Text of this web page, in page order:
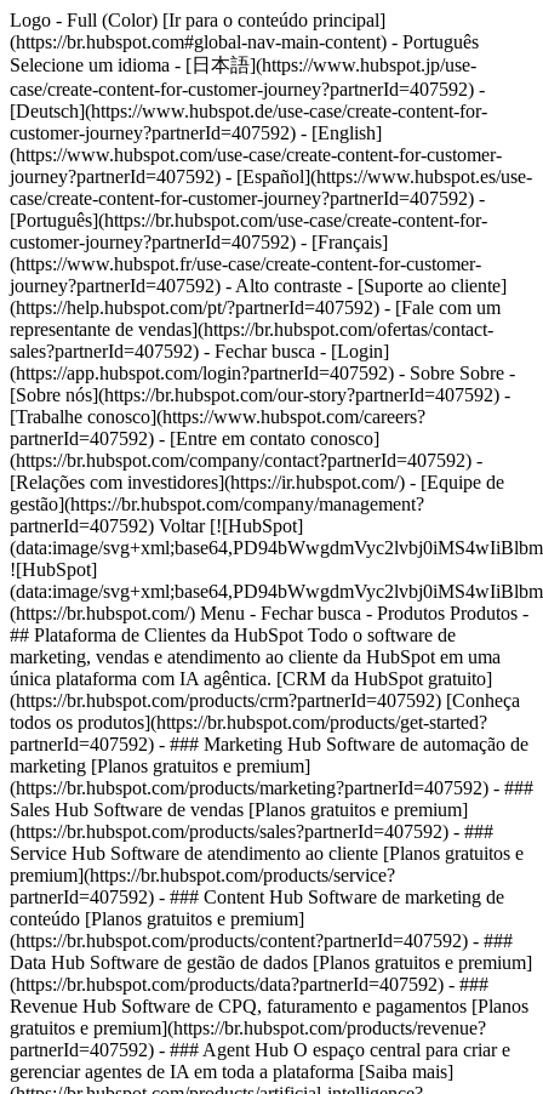
Logo - Full (Color) [Ir para o conteúdo principal]
(https://br.hubspot.com#global-nav-main-content) - Português
Selecione um idioma - [日本語](https://www.hubspot.jp/use-
case/create-content-for-customer-journey?partnerId=407592) -
[Deutsch](https://www.hubspot.de/use-case/create-content-for-
customer-journey?partnerId=407592) - [English]
(https://www.hubspot.com/use-case/create-content-for-customer-
journey?partnerId=407592) - [Español](https://www.hubspot.es/use-
case/create-content-for-customer-journey?partnerId=407592) -
[Português](https://br.hubspot.com/use-case/create-content-for-
customer-journey?partnerId=407592) - [Français]
(https://www.hubspot.fr/use-case/create-content-for-customer-
journey?partnerId=407592) - Alto contraste - [Suporte ao cliente]
(https://help.hubspot.com/pt/?partnerId=407592) - [Fale com um
representante de vendas](https://br.hubspot.com/ofertas/contact-
sales?partnerId=407592) - Fechar busca - [Login]
(https://app.hubspot.com/login?partnerId=407592) - Sobre Sobre -
[Sobre nós](https://br.hubspot.com/our-story?partnerId=407592) -
[Trabalhe conosco](https://www.hubspot.com/careers?
partnerId=407592) - [Entre em contato conosco]
(https://br.hubspot.com/company/contact?partnerId=407592) -
[Relações com investidores](https://ir.hubspot.com/) - [Equipe de
gestão](https://br.hubspot.com/company/management?
partnerId=407592) Voltar [![HubSpot]
(data:image/
![HubSpot]
(data:image/
(https://br.hubspot.com/) Menu - Fechar busca - Produtos Produtos -
## Plataforma de Clientes da HubSpot Todo o software de
marketing, vendas e atendimento ao cliente da HubSpot em uma
única plataforma com IA agêntica. [CRM da HubSpot gratuito]
(https://br.hubspot.com/products/crm?partnerId=407592) [Conheça
todos os produtos](https://br.hubspot.com/products/get-started?
partnerId=407592) - ### Marketing Hub Software de automação de
marketing [Planos gratuitos e premium]
(https://br.hubspot.com/products/marketing?partnerId=407592) - ###
Sales Hub Software de vendas [Planos gratuitos e premium]
(https://br.hubspot.com/products/sales?partnerId=407592) - ###
Service Hub Software de atendimento ao cliente [Planos gratuitos e
premium](https://br.hubspot.com/products/service?
partnerId=407592) - ### Content Hub Software de marketing de
conteúdo [Planos gratuitos e premium]
(https://br.hubspot.com/products/content?partnerId=407592) - ###
Data Hub Software de gestão de dados [Planos gratuitos e premium]
(https://br.hubspot.com/products/data?partnerId=407592) - ###
Revenue Hub Software de CPQ, faturamento e pagamentos [Planos
gratuitos e premium](https://br.hubspot.com/products/revenue?
partnerId=407592) - ### Agent Hub O espaço central para criar e
gerenciar agentes de IA em toda a plataforma [Saiba mais]